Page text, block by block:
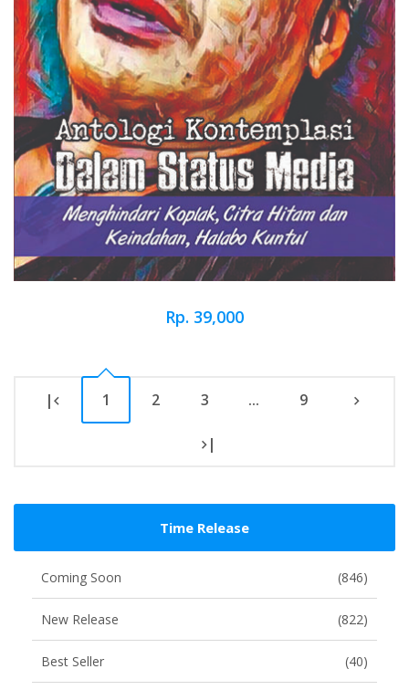
Rp. 39,000
| 1 2 3 ... 9
|
Time Release
Coming Soon (846)
New Release (822)
Best Seller (40)